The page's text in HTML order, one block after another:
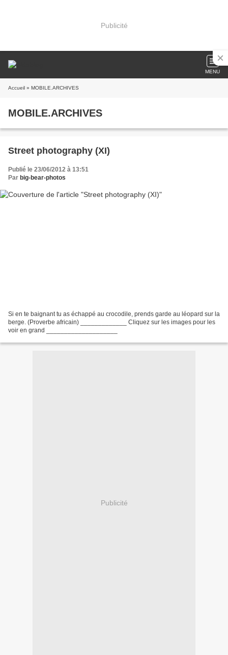
Publicité
MENU
Accueil » MOBILE.ARCHIVES
MOBILE.ARCHIVES
Street photography (XI)
Publié le 23/06/2012 à 13:51
Par big-bear-photos
Si en te baignant tu as échappé au crocodile, prends garde au léopard sur la
berge. (Proverbe africain) _____________ Cliquez sur les images pour les
voir en grand ____________________
Publicité